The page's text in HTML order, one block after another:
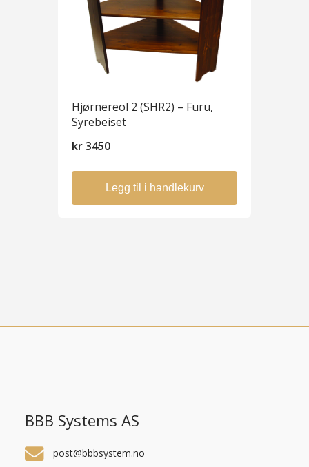
Hjørnereol 2 (SHR2) – Furu,
Syrebeiset
kr3450
Legg til i handlekurv
BBB Systems AS
post@bbbsystem.no